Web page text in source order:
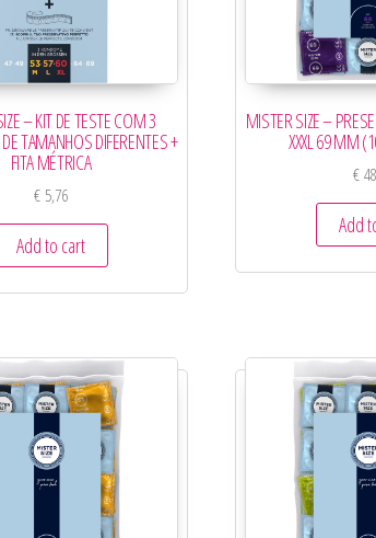
– KIT DE TESTE COM 3
TAMANHOS DIFERENTES +
FITA MÉTRICA
€5,76
Add to cart
MISTER SIZE –
XXXL 69 MM
€
Add